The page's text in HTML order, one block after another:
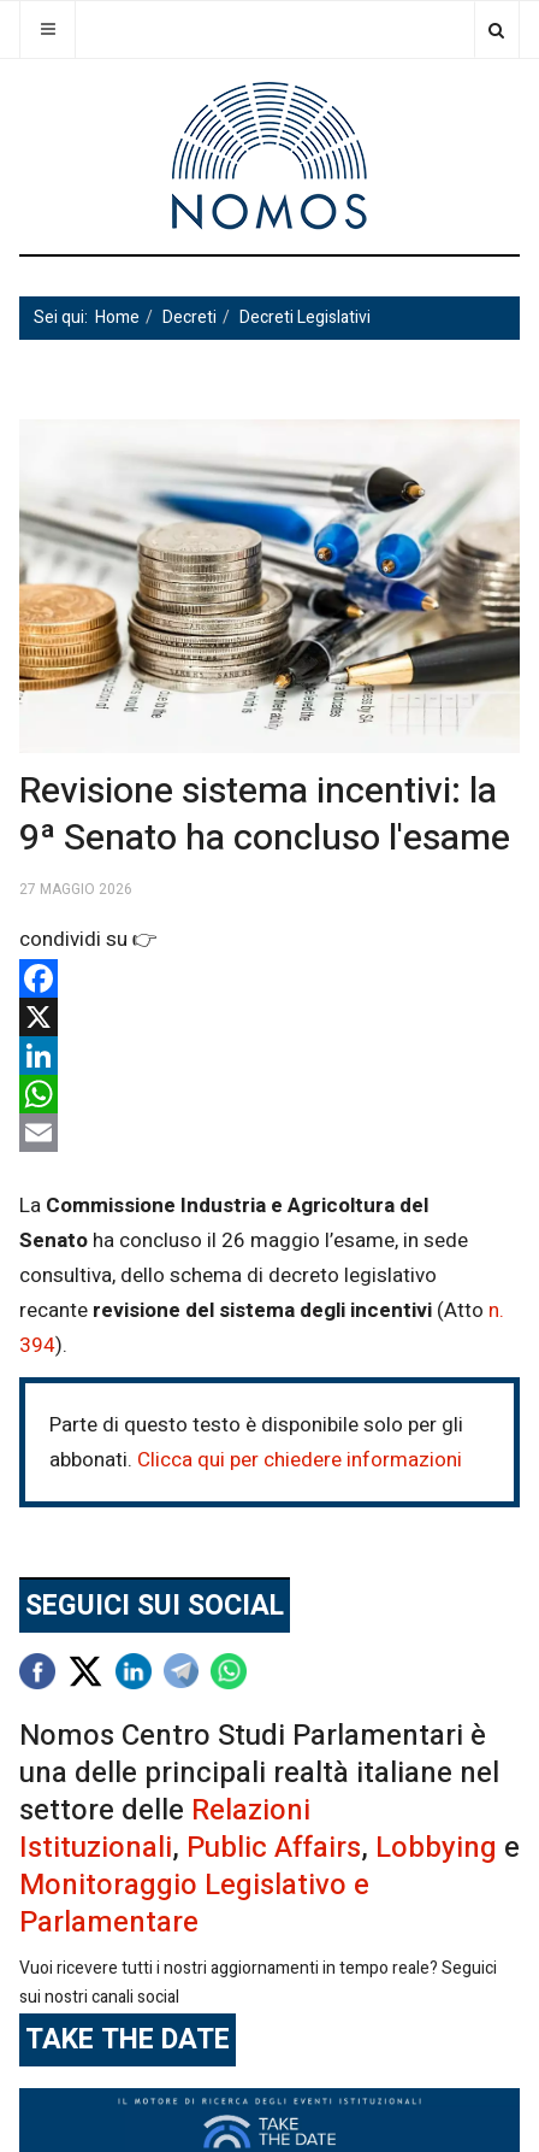
Sei qui: Home Decreti Decreti Legislativi
Revisione sistema incentivi: la
9ª Senato ha concluso l'esame
27 MAGGIO 2026
Facebook
X
LinkedIn
WhatsApp
La Commissione Industria e Agricoltura del
Senato ha concluso il 26 maggio l’esame, in sede
consultiva, dello schema di decreto legislativo
recante revisione del sistema degli incentivi (Atto n.
394).
Parte di questo testo è disponibile solo per gli
abbonati. Clicca qui per chiedere informazioni
SEGUICI SUI SOCIAL
Nomos Centro Studi Parlamentari è
una delle principali realtà italiane nel
settore delle Relazioni
Istituzionali, Public Affairs, Lobbying e
Monitoraggio Legislativo e
Parlamentare
Vuoi ricevere tutti i nostri aggiornamenti in tempo reale? Seguici
sui nostri canali social
TAKE THE DATE